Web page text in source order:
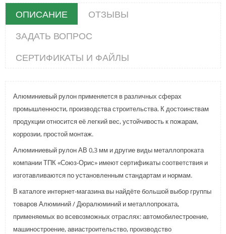
ОПИСАНИЕ
ОТЗЫВЫ
ЗАДАТЬ ВОПРОС
СЕРТИФИКАТЫ И ФАЙЛЫ
Алюминиевый рулон применяется в различных сферах
промышленности, производства строительства. К достоинствам
продукции относится её легкий вес, устойчивость к пожарам,
коррозии, простой монтаж.
Алюминиевый рулон АВ 0,3 мм и другие виды металлопроката
компании ТПК «Союз-Орис» имеют сертификаты соответствия и
изготавливаются по установленным стандартам и нормам.
В каталоге интернет-магазина вы найдёте большой выбор группы
товаров Алюминий / Дюралюминий и металлопроката,
применяемых во всевозможных отраслях: автомобилестроение,
машиностроение, авиастроительство, производство